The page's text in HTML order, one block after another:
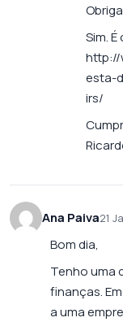
Sim.
http://
esta-
irs/
Ana Paiva21
Bom dia,
Tenho uma
finanças.
a uma